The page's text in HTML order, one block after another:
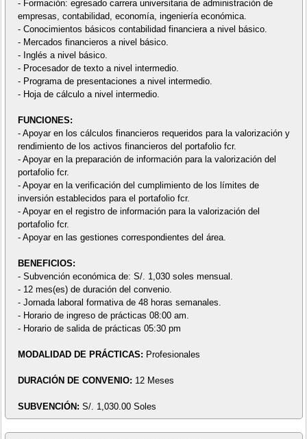
- Formación: egresado carrera universitaria de administración de
empresas, contabilidad, economía, ingeniería económica.
- Conocimientos básicos contabilidad financiera a nivel básico.
- Mercados financieros a nivel básico.
- Inglés a nivel básico.
- Procesador de texto a nivel intermedio.
- Programa de presentaciones a nivel intermedio.
- Hoja de cálculo a nivel intermedio.
FUNCIONES:
- Apoyar en los cálculos financieros requeridos para la valorización y
rendimiento de los activos financieros del portafolio fcr.
- Apoyar en la preparación de información para la valorización del
portafolio fcr.
- Apoyar en la verificación del cumplimiento de los límites de
inversión establecidos para el portafolio fcr.
- Apoyar en el registro de información para la valorización del
portafolio fcr.
- Apoyar en las gestiones correspondientes del área.
BENEFICIOS:
- Subvención económica de: S/. 1,030 soles mensual.
- 12 mes(es) de duración del convenio.
- Jornada laboral formativa de 48 horas semanales.
- Horario de ingreso de prácticas 08:00 am.
- Horario de salida de prácticas 05:30 pm
MODALIDAD DE PRÁCTICAS: Profesionales
DURACIÓN DE CONVENIO: 12 Meses
SUBVENCIÓN: S/. 1,030.00 Soles